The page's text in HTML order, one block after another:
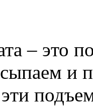
– это
и